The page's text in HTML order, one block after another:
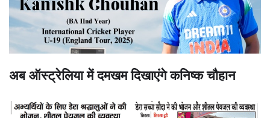
अब ऑस्ट्रेलिया में दमखम दिखाएंगे कनिष्क चौहान